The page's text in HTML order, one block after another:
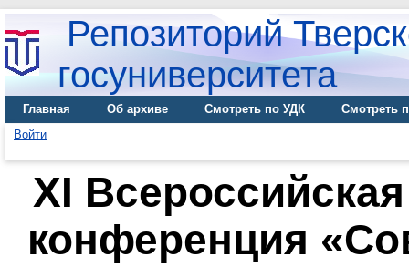
Репозиторий
госуниверситета
Главная Об архиве Смотреть по УДК
Смотреть
Войти
XI
конференция